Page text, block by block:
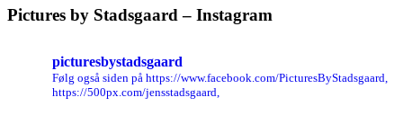
Pictures by Stadsgaard – Instagram
picturesbystadsgaard
Følg også siden på https://www.facebook.com/PicturesByStadsgaard,
https://500px.com/jensstadsgaard,